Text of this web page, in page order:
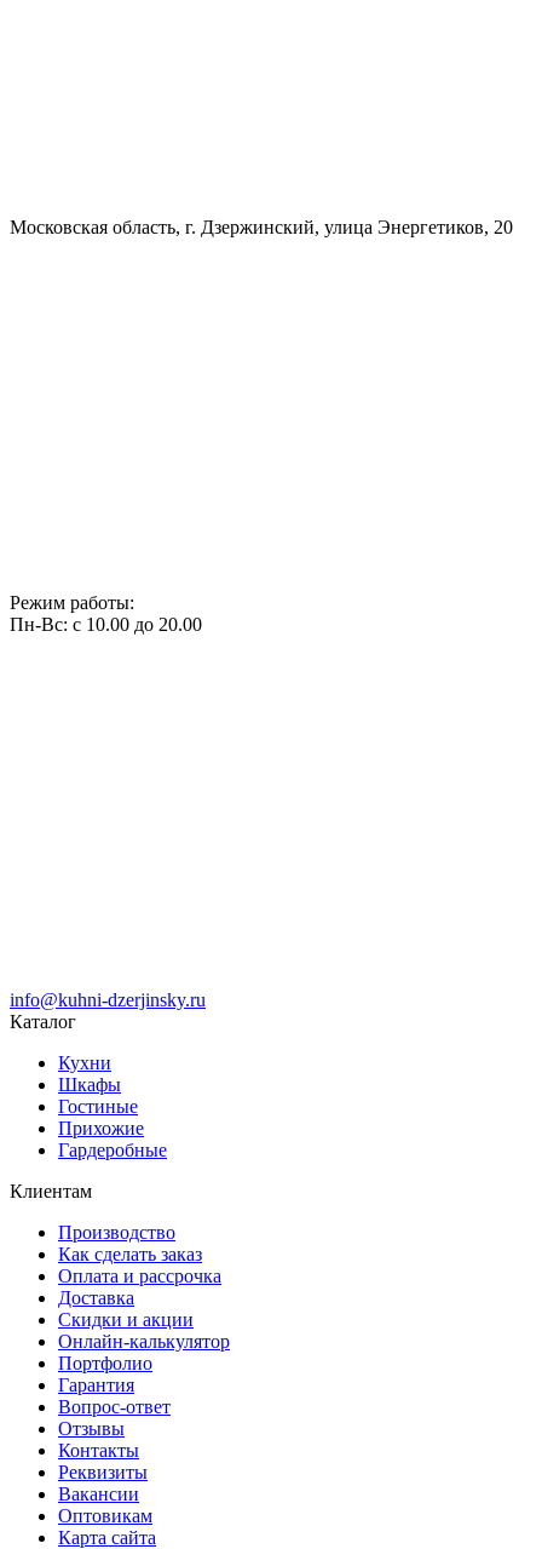
Московская область, г. Дзержинский, улица Энергетиков, 20
Режим работы:
Пн-Вс: с 10.00 до 20.00
info@kuhni-dzerjinsky.ru
Каталог
Кухни
Шкафы
Гостиные
Прихожие
Гардеробные
Клиентам
Производство
Как сделать заказ
Оплата и рассрочка
Доставка
Скидки и акции
Онлайн-калькулятор
Портфолио
Гарантия
Вопрос-ответ
Отзывы
Контакты
Реквизиты
Вакансии
Оптовикам
Карта сайта